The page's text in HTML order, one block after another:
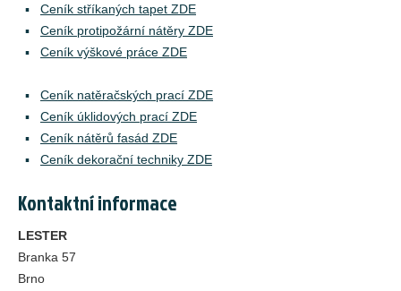
Ceník stříkaných tapet ZDE
Ceník protipožární nátěry ZDE
Ceník výškové práce ZDE
Ceník natěračských prací ZDE
Ceník úklidových prací ZDE
Ceník nátěrů fasád ZDE
Ceník dekorační techniky ZDE
Kontaktní informace
LESTER
Branka 57
Brno